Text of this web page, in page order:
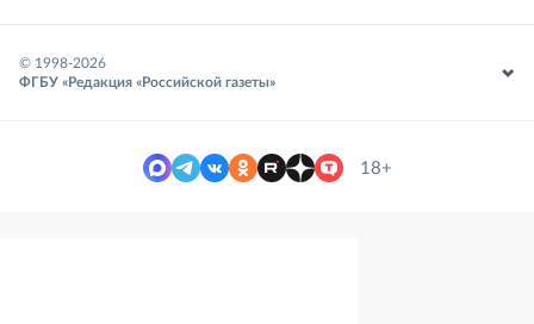
© 1998-2026
ФГБУ «Редакция «Российской газеты»
18+